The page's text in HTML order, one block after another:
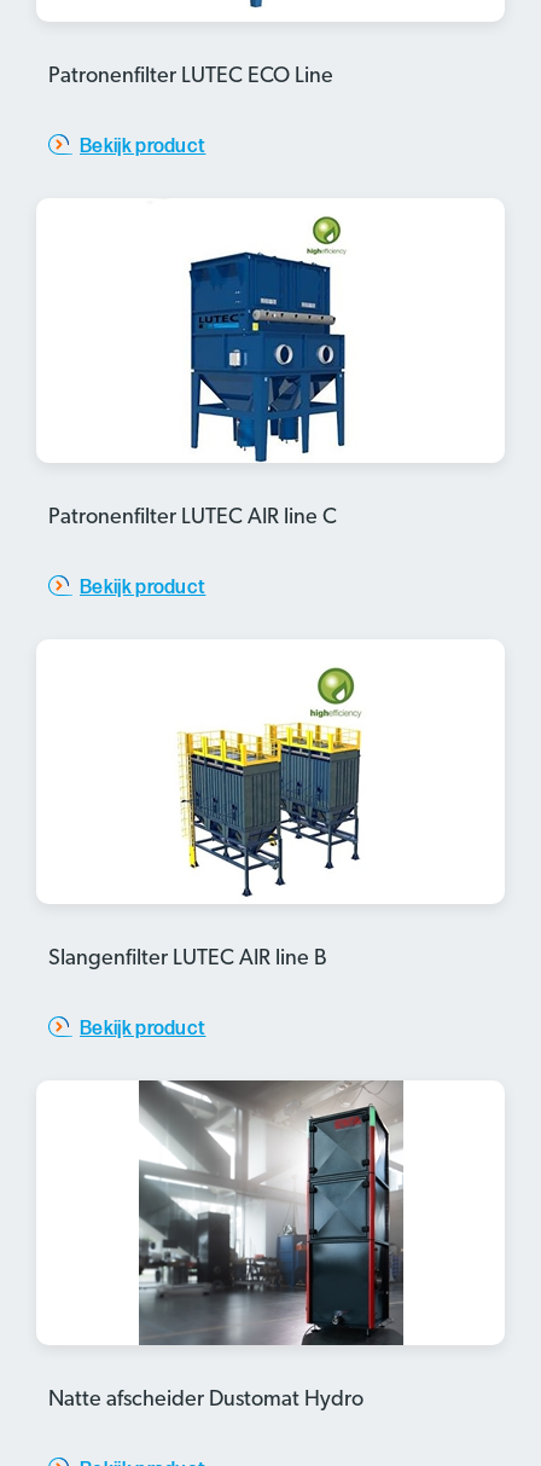
Patronenfilter LUTEC ECO Line
Bekijk product
Patronenfilter LUTEC AIR line C
Bekijk product
Slangenfilter LUTEC AIR line B
Bekijk product
Natte afscheider Dustomat Hydro